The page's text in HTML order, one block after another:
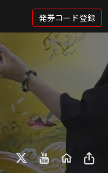
発券コード登録